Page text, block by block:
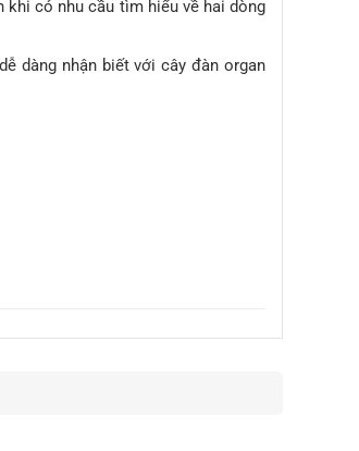
có nhu cầu tìm hiểu về hai dòng
dàng nhận biết với cây đàn organ